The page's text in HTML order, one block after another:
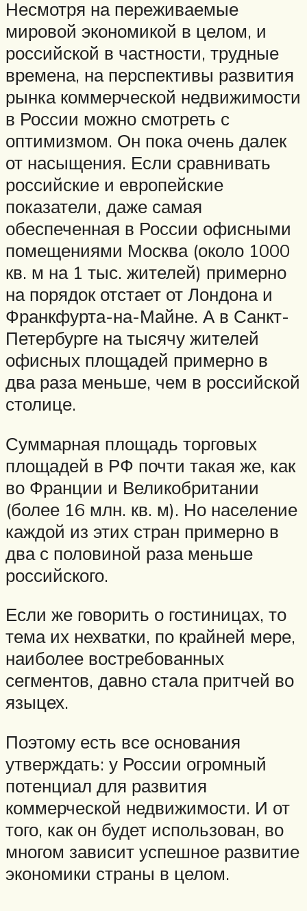
Несмотря на переживаемые
мировой экономикой в целом, и
российской в частности, трудные
времена, на перспективы развития
рынка коммерческой недвижимости
в России можно смотреть с
оптимизмом. Он пока очень далек
от насыщения. Если сравнивать
российские и европейские
показатели, даже самая
обеспеченная в России офисными
помещениями Москва (около 1000
кв. м на 1 тыс. жителей) примерно
на порядок отстает от Лондона и
Франкфурта-на-Майне. А в Санкт-
Петербурге на тысячу жителей
офисных площадей примерно в
два раза меньше, чем в российской
столице.
Суммарная площадь торговых
площадей в РФ почти такая же, как
во Франции и Великобритании
(более 16 млн. кв. м). Но население
каждой из этих стран примерно в
два с половиной раза меньше
российского.
Если же говорить о гостиницах, то
тема их нехватки, по крайней мере,
наиболее востребованных
сегментов, давно стала притчей во
языцех.
Поэтому есть все основания
утверждать: у России огромный
потенциал для развития
коммерческой недвижимости. И от
того, как он будет использован, во
многом зависит успешное развитие
экономики страны в целом.